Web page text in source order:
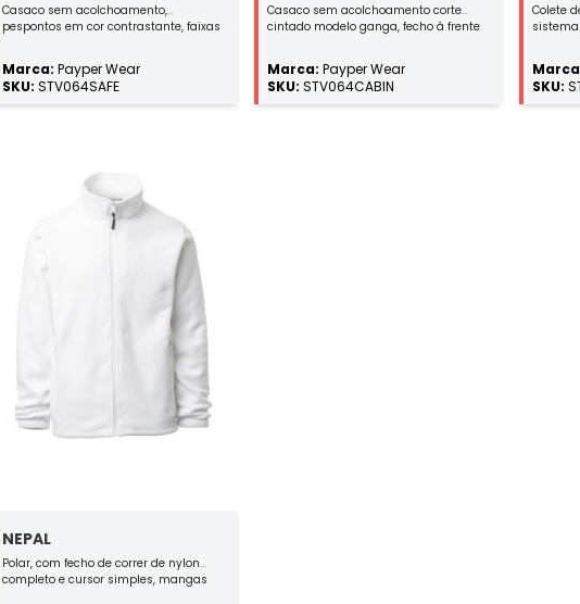
Casaco sem acolchoamento,
pespontos em cor contrastante, faixas
botões em plástico escamoteáveis,
bolso para smartphone, porta-
identificação destacável e suporte de
Marca: Payper Wear
SKU: STV064SAFE
Casaco sem acolchoamento corte
cintado modelo ganga, fecho à frente
smartphone, porta-identificação,
suporte de caneta e paleta com fecho
de velcro, fecho no punho com botão e
Marca: Payper Wear
SKU: STV064CABIN
Colete
faixas
bolso
com
SKU:
NEPAL
Polar, com fecho de correr de nylon
completo e cursor simples, mangas